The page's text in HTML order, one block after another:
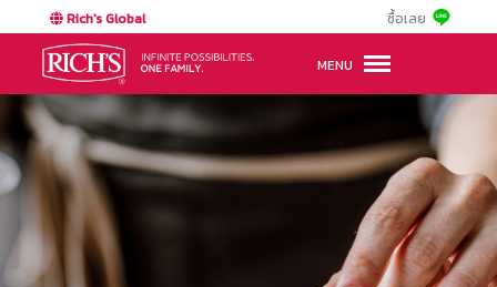
Rich's Global ซื้อเลย
MENU